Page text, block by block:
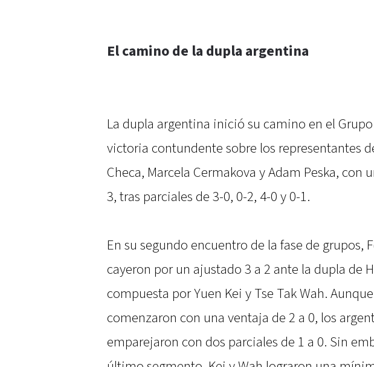
El camino de la dupla argentina
La dupla argentina inició su camino en el
victoria contundente sobre los representantes
Checa, Marcela Cermakova y Adam Peska, con
3, tras parciales de 3-0, 0-2, 4-0 y 0-1.
En su segundo encuentro de la fase de grupos,
cayeron por un ajustado 3 a 2 ante la dupla de
compuesta por Yuen Kei y Tse Tak Wah.
comenzaron con una ventaja de 2 a 0, los
emparejaron con dos parciales de 1 a 0. Sin